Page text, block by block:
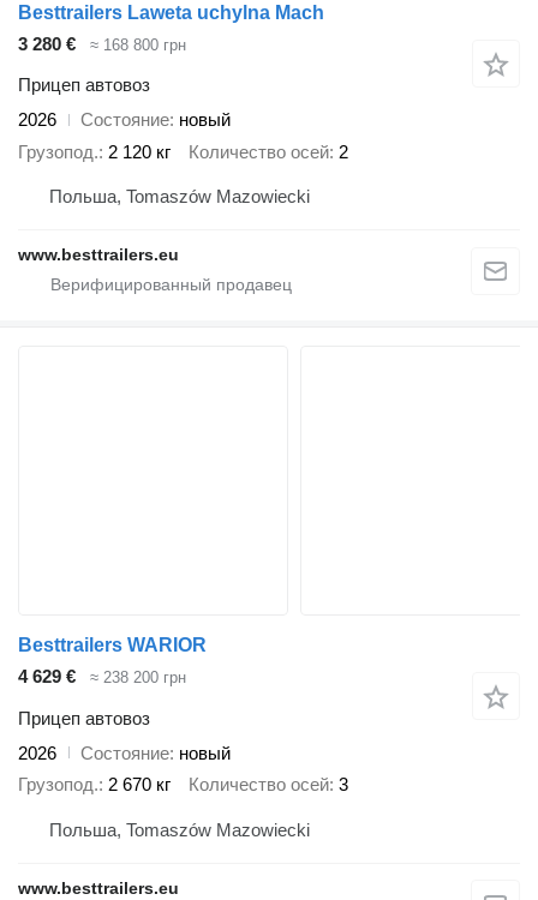
Besttrailers Laweta uchylna Mach
3 280 €
≈ 168 800 грн
Прицеп автовоз
2026
Состояние новый
Грузопод. 2 120 кг Количество осей 2
Польша, Tomaszów Mazowiecki
www.besttrailers.eu
Besttrailers WARIOR
4 629 €
≈ 238 200 грн
Прицеп автовоз
2026
Состояние новый
Грузопод. 2 670 кг Количество осей 3
Польша, Tomaszów Mazowiecki
www.besttrailers.eu